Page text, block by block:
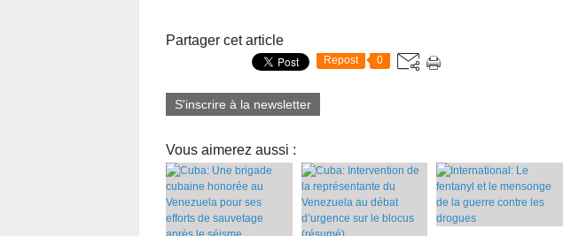
Partager cet article
Repost 0
S'inscrire à la newsletter
Vous aimerez aussi :